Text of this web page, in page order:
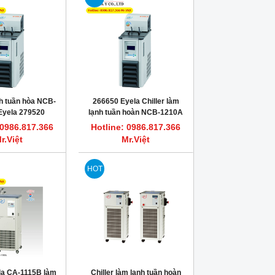
tuần hòa NCB-
279520
266650 Eyela Chiller làm
lạnh tuần hoàn NCB-1210A
Hotline: 0986.817.366
Mr.Việt
CA-1115B làm
HOT
Chiller làm lạnh tuần hoàn